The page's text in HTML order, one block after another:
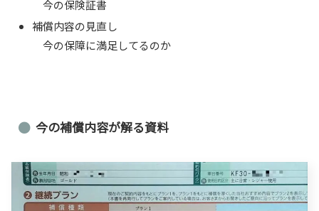
今の保険証書
補償内容の見直し
今の保障に満足してるのか
今の補償内容が解る資料